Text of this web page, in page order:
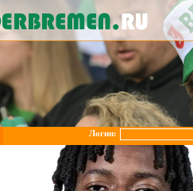
Логин: